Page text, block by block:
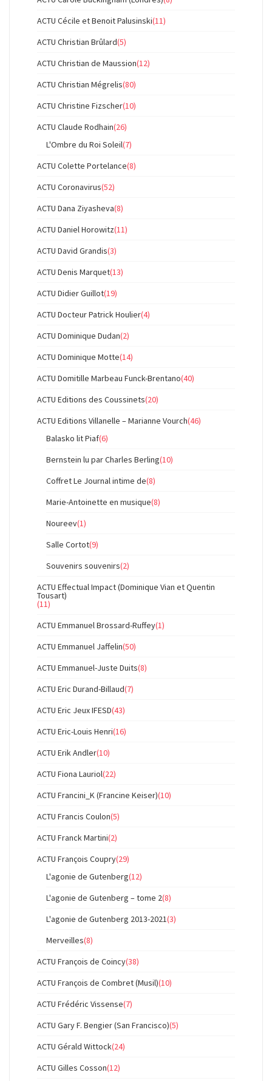
ACTU Cécile et Benoit Palusinski(11)
ACTU Christian Brûlard(5)
ACTU Christian de Maussion(12)
ACTU Christian Mégrelis(80)
ACTU Christine Fizscher(10)
ACTU Claude Rodhain(26)
L'Ombre du Roi Soleil(7)
ACTU Colette Portelance(8)
ACTU Coronavirus(52)
ACTU Dana Ziyasheva(8)
ACTU Daniel Horowitz(11)
ACTU David Grandis(3)
ACTU Denis Marquet(13)
ACTU Didier Guillot(19)
ACTU Docteur Patrick Houlier(4)
ACTU Dominique Dudan(2)
ACTU Dominique Motte(14)
ACTU Domitille Marbeau Funck-Brentano(40)
ACTU Editions des Coussinets(20)
ACTU Editions Villanelle – Marianne Vourch(46)
Balasko lit Piaf(6)
Bernstein lu par Charles Berling(10)
Coffret Le Journal intime de(8)
Marie-Antoinette en musique(8)
Noureev(1)
Salle Cortot(9)
Souvenirs souvenirs(2)
ACTU Effectual Impact (Dominique Vian et Quentin
Tousart)
(11)
ACTU Emmanuel Brossard-Ruffey(1)
ACTU Emmanuel Jaffelin(50)
ACTU Emmanuel-Juste Duits(8)
ACTU Eric Durand-Billaud(7)
ACTU Eric Jeux IFESD(43)
ACTU Eric-Louis Henri(16)
ACTU Erik Andler(10)
ACTU Fiona Lauriol(22)
ACTU Francini_K (Francine Keiser)(10)
ACTU Francis Coulon(5)
ACTU Franck Martini(2)
ACTU François Coupry(29)
L'agonie de Gutenberg(12)
L'agonie de Gutenberg – tome 2(8)
L'agonie de Gutenberg 2013-2021(3)
Merveilles(8)
ACTU François de Coincy(38)
ACTU François de Combret (Musil)(10)
ACTU Frédéric Vissense(7)
ACTU Gary F. Bengier (San Francisco)(5)
ACTU Gérald Wittock(24)
ACTU Gilles Cosson(12)